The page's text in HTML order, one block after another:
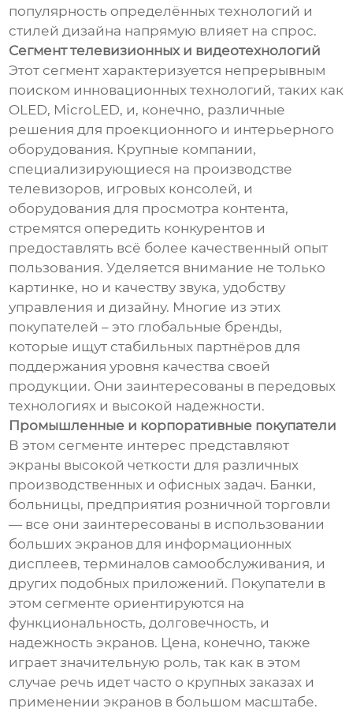
популярность определённых технологий и
стилей дизайна напрямую влияет на спрос.
Сегмент телевизионных и видеотехнологий
Этот сегмент характеризуется непрерывным
поиском инновационных технологий, таких как
OLED, MicroLED, и, конечно, различные
решения для проекционного и интерьерного
оборудования. Крупные компании,
специализирующиеся на производстве
телевизоров, игровых консолей, и
оборудования для просмотра контента,
стремятся опередить конкурентов и
предоставлять всё более качественный опыт
пользования. Уделяется внимание не только
картинке, но и качеству звука, удобству
управления и дизайну. Многие из этих
покупателей – это глобальные бренды,
которые ищут стабильных партнёров для
поддержания уровня качества своей
продукции. Они заинтересованы в передовых
технологиях и высокой надежности.
Промышленные и корпоративные покупатели
В этом сегменте интерес представляют
экраны высокой четкости для различных
производственных и офисных задач. Банки,
больницы, предприятия розничной торговли
— все они заинтересованы в использовании
больших экранов для информационных
дисплеев, терминалов самообслуживания, и
других подобных приложений. Покупатели в
этом сегменте ориентируются на
функциональность, долговечность, и
надежность экранов. Цена, конечно, также
играет значительную роль, так как в этом
случае речь идет часто о крупных заказах и
применении экранов в большом масштабе.